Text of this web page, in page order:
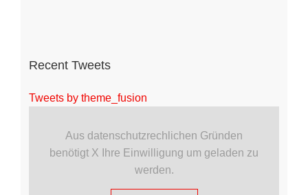
Recent Tweets
Tweets by theme_fusion
Aus datenschutzrechlichen Gründen
benötigt X Ihre Einwilligung um geladen zu
werden.